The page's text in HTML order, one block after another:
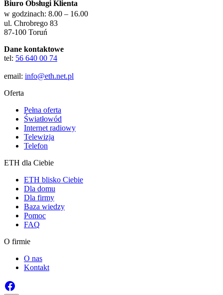
Biuro Obsługi Klienta
w godzinach: 8.00 – 16.00
ul. Chrobrego 83
87-100 Toruń
Dane kontaktowe
tel: 56 640 00 74
email: info@eth.net.pl
Oferta
Pełna oferta
Światłowód
Internet radiowy
Telewizja
Telefon
ETH dla Ciebie
ETH blisko Ciebie
Dla domu
Dla firmy
Baza wiedzy
Pomoc
FAQ
O firmie
O nas
Kontakt